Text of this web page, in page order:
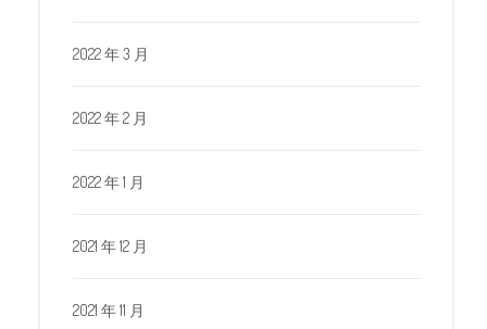
2022 年 3 月
2022 年 2 月
2022 年 1 月
2021 年 12 月
2021 年 11 月